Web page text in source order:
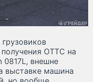
ОТТС на
0817L, внешне
выставке машина